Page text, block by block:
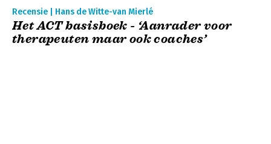
Recensie | Hans de Witte-van Mierlé
Het ACT basisboek - ‘Aanrader voor
therapeuten maar ook coaches’